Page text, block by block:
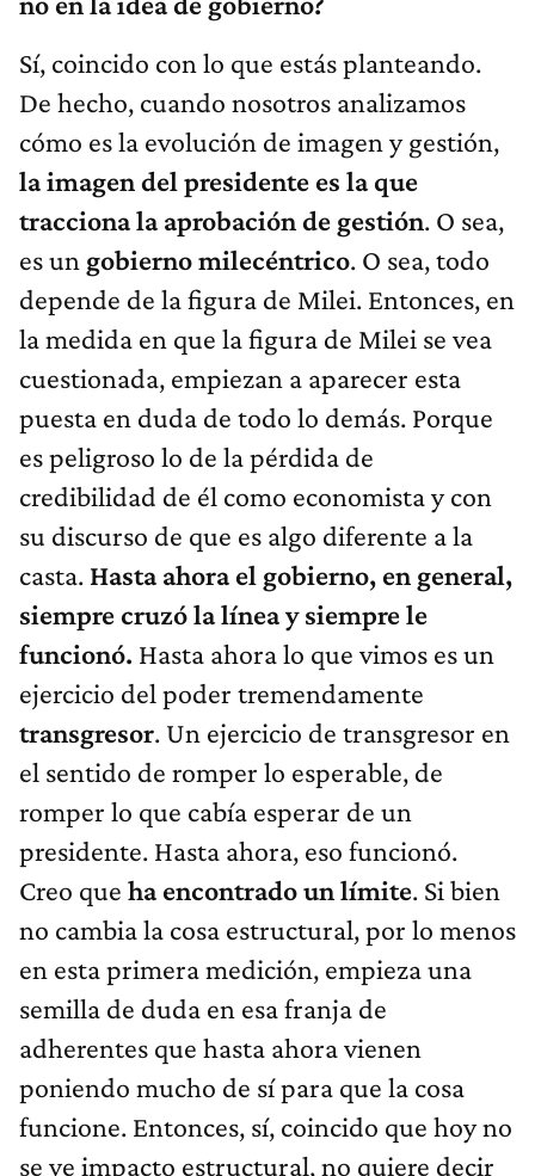
Sí, coincido con lo que estás planteando.
De hecho, cuando nosotros analizamos
cómo es la evolución de imagen y gestión,
la imagen del presidente es la que
tracciona la aprobación de gestión. O sea,
es un gobierno milecéntrico. O sea, todo
depende de la figura de Milei. Entonces, en
la medida en que la figura de Milei se vea
cuestionada, empiezan a aparecer esta
puesta en duda de todo lo demás. Porque
es peligroso lo de la pérdida de
credibilidad de él como economista y con
su discurso de que es algo diferente a la
casta. Hasta ahora el gobierno, en general,
siempre cruzó la línea y siempre le
funcionó. Hasta ahora lo que vimos es un
ejercicio del poder tremendamente
transgresor. Un ejercicio de transgresor en
el sentido de romper lo esperable, de
romper lo que cabía esperar de un
presidente. Hasta ahora, eso funcionó.
Creo que ha encontrado un límite. Si bien
no cambia la cosa estructural, por lo menos
en esta primera medición, empieza una
semilla de duda en esa franja de
adherentes que hasta ahora vienen
poniendo mucho de sí para que la cosa
funcione. Entonces, sí, coincido que hoy no
se ve impacto estructural, no quiere decir